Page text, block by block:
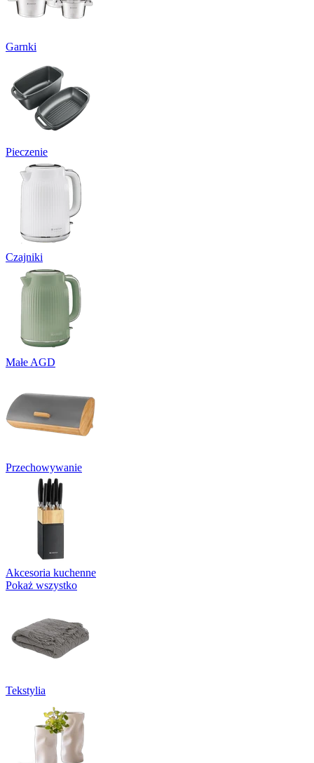
Garnki
Pieczenie
Czajniki
Małe AGD
Przechowywanie
Akcesoria kuchenne
Pokaż wszystko
Tekstylia